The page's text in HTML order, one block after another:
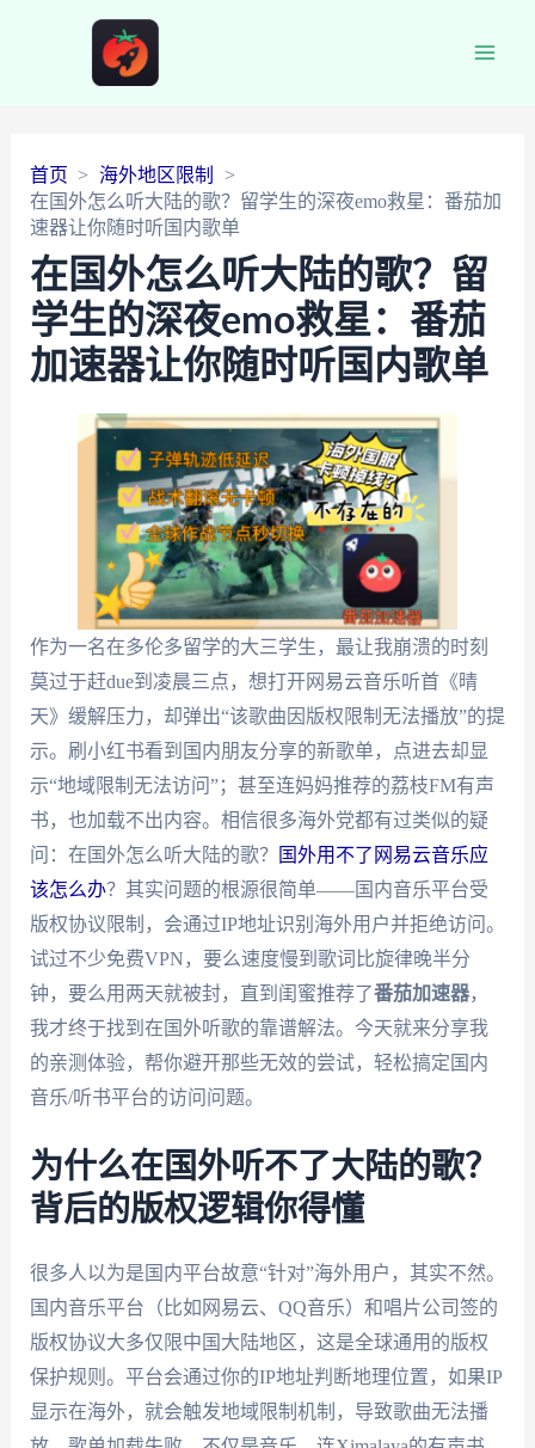
首页
海外地区限制
在国外怎么听大陆的歌？留学生的深夜emo救星：番茄加
速器让你随时听国内歌单
在国外怎么听大陆的歌？留
学生的深夜emo救星：番茄
加速器让你随时听国内歌单
作为一名在多伦多留学的大三学生，最让我崩溃的时刻
莫过于赶due到凌晨三点，想打开网易云音乐听首《晴
天》缓解压力，却弹出“该歌曲因版权限制无法播放”的提
示。刷小红书看到国内朋友分享的新歌单，点进去却显
示“地域限制无法访问”；甚至连妈妈推荐的荔枝FM有声
书，也加载不出内容。相信很多海外党都有过类似的疑
问：在国外怎么听大陆的歌？
国外用不了网易云音乐应
该怎么办？其实问题的根源很简单——国内音乐平台受
版权协议限制，会通过IP地址识别海外用户并拒绝访问。
试过不少免费VPN，要么速度慢到歌词比旋律晚半分
钟，要么用两天就被封，直到闺蜜推荐了番茄加速器，
我才终于找到在国外听歌的靠谱解法。今天就来分享我
的亲测体验，帮你避开那些无效的尝试，轻松搞定国内
音乐/听书平台的访问问题。
为什么在国外听不了大陆的歌？
背后的版权逻辑你得懂
很多人以为是国内平台故意“针对”海外用户，其实不然。
国内音乐平台（比如网易云、QQ音乐）和唱片公司签的
版权协议大多仅限中国大陆地区，这是全球通用的版权
保护规则。平台会通过你的IP地址判断地理位置，如果IP
显示在海外，就会触发地域限制机制，导致歌曲无法播